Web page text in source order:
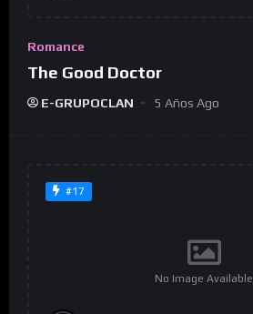
Romance
The Good Doctor
E-GRUPOCLAN 5 Años Ago
#17
No Image Available